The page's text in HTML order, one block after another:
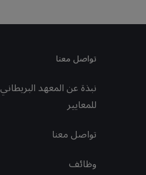
تواصل معنا
نبذة عن المعهد البريطاني
للمعايير
تواصل معنا
وظائف